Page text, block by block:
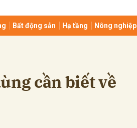
Bất động sản Hạ tầng Nông nghiệp
cần biết về